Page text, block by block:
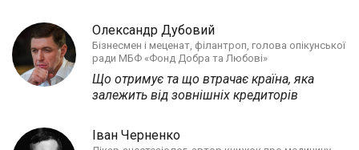
Олександр Дубовий
Бізнесмен і меценат, філантроп, голова опікунської
ради МБФ «Фонд Добра та Любові»
Що отримує та що втрачає країна, яка
залежить від зовнішніх кредиторів
Іван Черненко